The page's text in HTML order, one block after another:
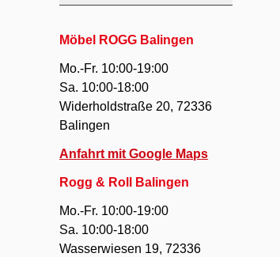
Möbel ROGG Balingen
Mo.-Fr. 10:00-19:00
Sa. 10:00-18:00
Widerholdstraße 20, 72336
Balingen
Anfahrt mit Google Maps
Rogg & Roll Balingen
Mo.-Fr. 10:00-19:00
Sa. 10:00-18:00
Wasserwiesen 19, 72336